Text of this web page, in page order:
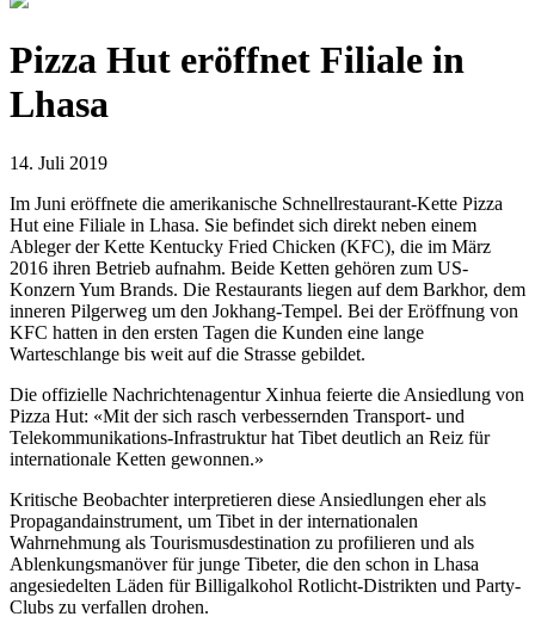
Pizza Hut eröffnet Filiale in
Lhasa
14. Juli 2019
Im Juni eröffnete die amerikanische Schnellrestaurant-Kette Pizza
Hut eine Filiale in Lhasa. Sie befindet sich direkt neben einem
Ableger der Kette Kentucky Fried Chicken (KFC), die im März
2016 ihren Betrieb aufnahm. Beide Ketten gehören zum US-
Konzern Yum Brands. Die Restaurants liegen auf dem Barkhor, dem
inneren Pilgerweg um den Jokhang-Tempel. Bei der Eröffnung von
KFC hatten in den ersten Tagen die Kunden eine lange
Warteschlange bis weit auf die Strasse gebildet.
Die offizielle Nachrichtenagentur Xinhua feierte die Ansiedlung von
Pizza Hut: «Mit der sich rasch verbessernden Transport- und
Telekommunikations-Infrastruktur hat Tibet deutlich an Reiz für
internationale Ketten gewonnen.»
Kritische Beobachter interpretieren diese Ansiedlungen eher als
Propagandainstrument, um Tibet in der internationalen
Wahrnehmung als Tourismusdestination zu profilieren und als
Ablenkungsmanöver für junge Tibeter, die den schon in Lhasa
angesiedelten Läden für Billigalkohol Rotlicht-Distrikten und Party-
Clubs zu verfallen drohen.